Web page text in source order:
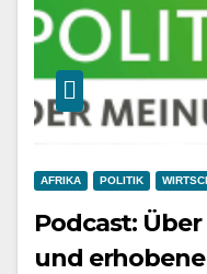
AFRIKA POLITIK
Podcast:
und